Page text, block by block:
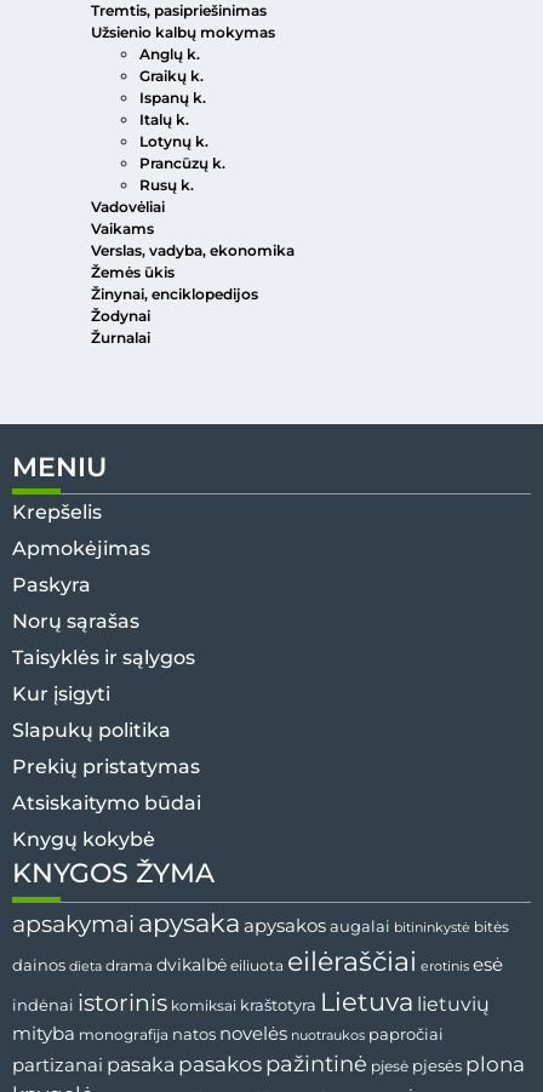
Tremtis, pasipriešinimas
Užsienio kalbų mokymas
Anglų k.
Graikų k.
Ispanų k.
Italų k.
Lotynų k.
Prancūzų k.
Rusų k.
Vadovėliai
Vaikams
Verslas, vadyba, ekonomika
Žemės ūkis
Žinynai, enciklopedijos
Žodynai
Žurnalai
MENIU
Krepšelis
Apmokėjimas
Paskyra
Norų sąrašas
Taisyklės ir sąlygos
Kur įsigyti
Slapukų politika
Prekių pristatymas
Atsiskaitymo būdai
Knygų kokybė
KNYGOS ŽYMA
apsakymai apysaka apysakos augalai bitininkystė bitės
dainos dieta drama dvikalbė eiliuota eilėraščiai erotinis esė
indėnai istorinis komiksai kraštotyra Lietuva lietuvių
mityba monografija natos novelės nuotraukos papročiai
partizanai pasaka pasakos pažintinė pjesė pjesės plona